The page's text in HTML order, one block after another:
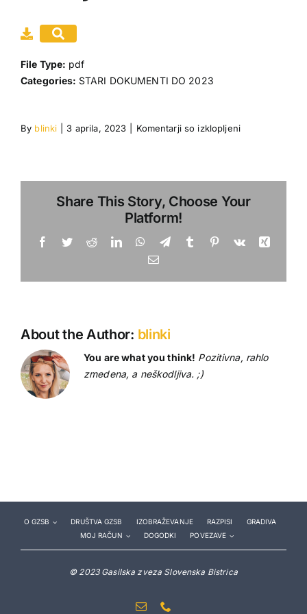
Dogodki
Povezave
File Type: pdf
Categories: STARI DOKUMENTI DO 2023
By blinki 3 aprila, 2023 Komentarji so izklopljeniza
Share This Story, Choose Your
Platform!
Facebook
TwitterRedditLinkedInWhatsApp
TelegramTumblrPinterest
Vk
Xing
Email
About the Author: blinki
You are what you think! Pozitivna, rahlo
zmedena, a neškodljiva. ;)
O GZSB DRUŠTVA GZSB IZOBRAŽEVANJE RAZPISI
GRADIVA
MOJ RAČUN
DOGODKI POVEZAVE
© 2023 Gasilska zveza Slovenska Bistrica